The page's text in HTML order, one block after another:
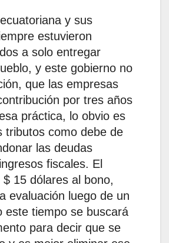
y sus
estuvieron
a solo entregar
y este gobierno no
que las empresas
por tres años
práctica, lo obvio es
tributos como debe de
las deudas
fiscales. El
15 dólares al bono,
evaluación luego de un
este tiempo se buscará
para decir que se